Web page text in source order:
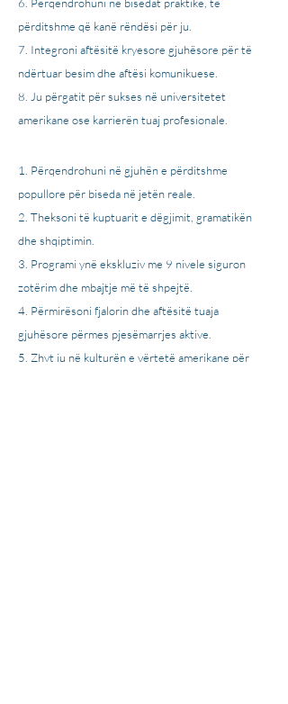
përditshme që kanë rëndësi për ju.
Integroni aftësitë kryesore gjuhësore për të
ndërtuar besim dhe aftësi komunikuese.
Ju përgatit për sukses në universitetet
amerikane ose karrierën tuaj profesionale.
Përqendrohuni në gjuhën e përditshme
popullore për biseda në jetën reale.
Theksoni të kuptuarit e dëgjimit, gramatikën
dhe shqiptimin.
Programi ynë ekskluziv me 9 nivele siguron
zotërim dhe mbajtje më të shpejtë.
Përmirësoni fjalorin dhe aftësitë tuaja
gjuhësore përmes pjesëmarrjes aktive.
Zhyt ju në kulturën e vërtetë amerikane për